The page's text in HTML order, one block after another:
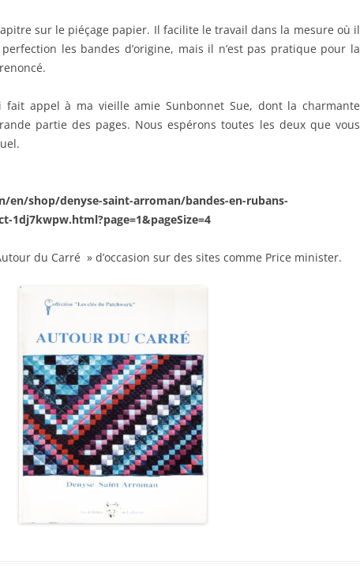
sur le piéçage papier. Il facilite le travail dans la mesure où il
les bandes d’origine, mais il n’est pas pratique pour la
fait appel à ma vieille amie Sunbonnet Sue, dont la charmante
partie des pages. Nous espérons toutes les deux que vous
shop/denyse-saint-arroman/bandes-en-rubans-
1dj7kwpw.html?page=1&pageSize=4
du Carré » d’occasion sur des sites comme Price minister.